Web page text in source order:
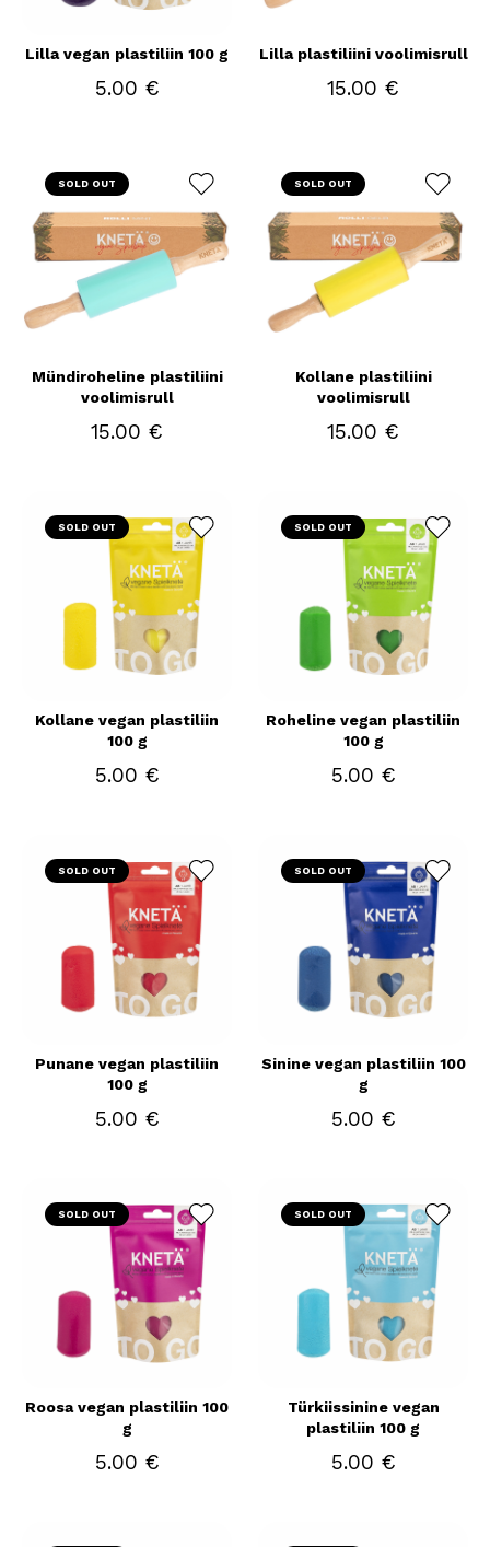
Lilla vegan plastiliin 100 g
5.00 €
Lilla plastiliini voolimisrull
15.00 €
SOLD OUT
Mündiroheline plastiliini
voolimisrull
15.00 €
SOLD OUT
Kollane plastiliini
voolimisrull
15.00 €
SOLD OUT
Kollane vegan plastiliin
100 g
5.00 €
SOLD OUT
Roheline vegan plastiliin
100 g
5.00 €
SOLD OUT
Punane vegan plastiliin
100 g
5.00 €
SOLD OUT
Sinine vegan plastiliin 100
g
5.00 €
SOLD OUT
Roosa vegan plastiliin 100
g
5.00 €
SOLD OUT
Türkiissinine vegan
plastiliin 100 g
5.00 €